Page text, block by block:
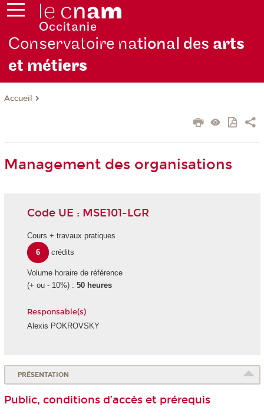
Conservatoire national des arts
et métiers
Accueil
Management des organisations
Code UE : MSE101-LGR
Cours + travaux pratiques
6
crédits
Volume horaire de référence
(+ ou - 10%) : 50 heures
Responsable(s)
Alexis POKROVSKY
PRÉSENTATION
Public, conditions d’accès et prérequis